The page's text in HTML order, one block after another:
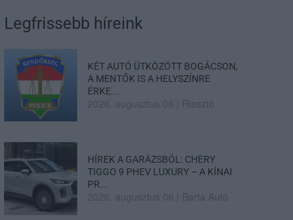
Legfrissebb híreink
KÉT AUTÓ ÜTKÖZÖTT BOGÁCSON,
A MENTŐK IS A HELYSZÍNRE
ÉRKE...
2026. augusztus 06 Riasztó
HÍREK A GARÁZSBÓL: CHERY
TIGGO 9 PHEV LUXURY – A KÍNAI
PR...
2026. augusztus 06 Barta Autó